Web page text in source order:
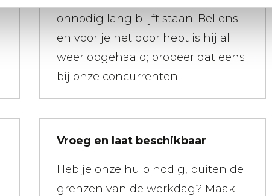
onnodig lang blijft staan. Bel ons
en voor je het door hebt is hij al
weer opgehaald; probeer dat eens
bij onze concurrenten.
Vroeg en laat beschikbaar
Heb je onze hulp nodig, buiten de
grenzen van de werkdag? Maak